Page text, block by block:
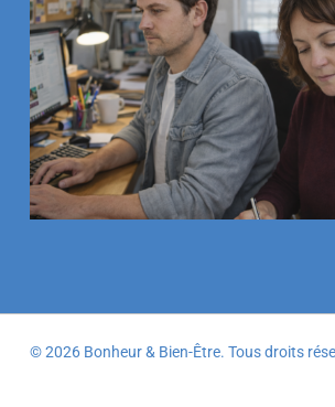
© 2026 Bonheur & Bien-Être. Tous droits